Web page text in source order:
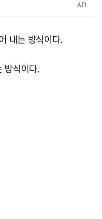
내는 방식이다.
방식이다.